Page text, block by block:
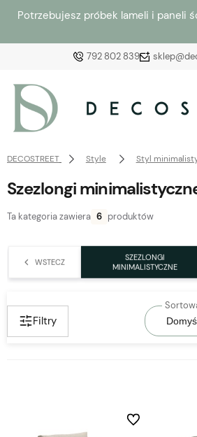
Potrzebujesz próbek lameli i paneli
792 802 839
zaloguj się, aby przywrócić
z poprzedniej sesji.
DECOSTREET Style Styl
Szezlongi
Ta kategoria zawiera 6 produktów
WSTECZ
SZEZLONGI
MINIMALISTYCZNE
Filtry
Do ulubionych